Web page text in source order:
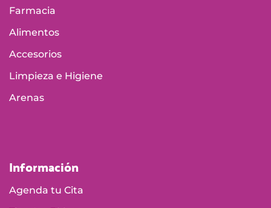
Farmacia
Alimentos
Accesorios
Limpieza e Higiene
Arenas
Información
Agenda tu Cita